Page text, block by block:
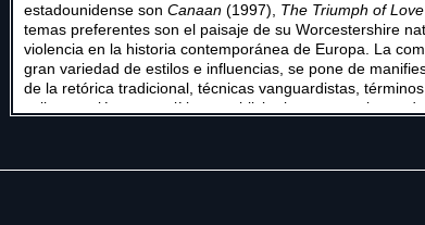
estadounidense son Canaan (1997), The Triumph of Love
temas preferentes son el paisaje de su Worcestershire
violencia en la historia contemporánea de Europa. La
gran variedad de estilos e influencias, se pone de
de la retórica tradicional, técnicas vanguardistas,
collage, eslóganes políticos, publicitarios y expresiones
Collected Prose(2007).